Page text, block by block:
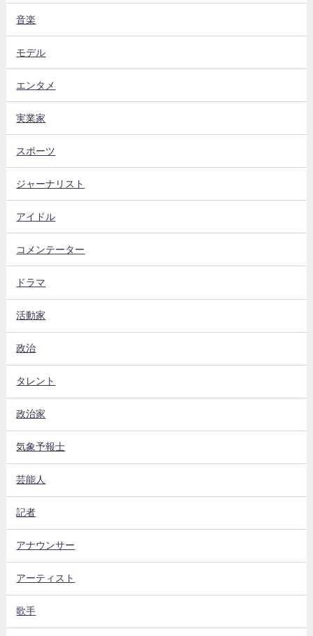
音楽
モデル
エンタメ
実業家
スポーツ
ジャーナリスト
アイドル
コメンテーター
ドラマ
活動家
政治
タレント
政治家
気象予報士
芸能人
記者
アナウンサー
アーティスト
歌手